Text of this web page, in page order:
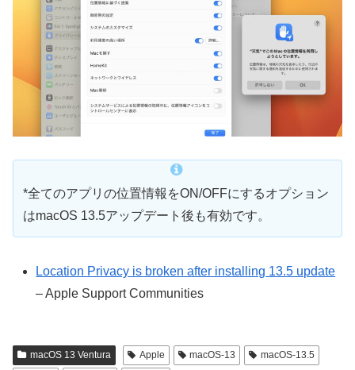
*全てのアプリの位置情報をON/OFFにするオプション
はmacOS 13.5アップデート後も有効です。
Location Privacy is broken after installing 13.5 update
– Apple Support Communities
macOS 13 Ventura Apple macOS-13
macOS-13.5